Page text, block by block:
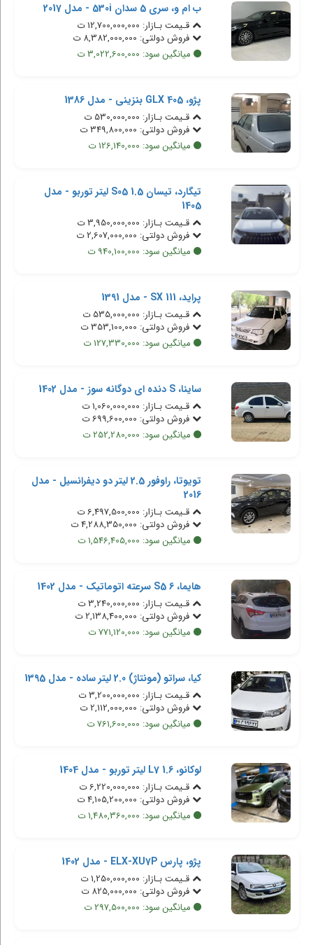
ب ام و، سری 5 سدان 530i - مدل 2017
قـیمت بـازار: 12,700,000,000 ت
فروش دولتی: 8,382,000,000 ت
میانگین سود: 3,022,600,000 ت
پژو، 405 GLX بنزینی - مدل 1386
قـیمت بـازار: 530,000,000 ت
فروش دولتی: 349,800,000 ت
میانگین سود: 126,140,000 ت
تیگارد، تیسان S05 1.5 لیتر توربو - مدل
1405
قـیمت بـازار: 3,950,000,000 ت
فروش دولتی: 2,607,000,000 ت
میانگین سود: 940,100,000 ت
پراید، 111 SX - مدل 1391
قـیمت بـازار: 535,000,000 ت
فروش دولتی: 353,100,000 ت
میانگین سود: 127,330,000 ت
ساینا، S دنده ای دوگانه سوز - مدل 1402
قـیمت بـازار: 1,060,000,000 ت
فروش دولتی: 699,600,000 ت
میانگین سود: 252,280,000 ت
تویوتا، راوفور 2.5 لیتر دو دیفرانسیل - مدل
2016
قـیمت بـازار: 6,497,500,000 ت
فروش دولتی: 4,288,350,000 ت
میانگین سود: 1,546,405,000 ت
هایما، S5 6 سرعته اتوماتیک - مدل 1402
قـیمت بـازار: 3,240,000,000 ت
فروش دولتی: 2,138,400,000 ت
میانگین سود: 771,120,000 ت
کیا، سراتو (مونتاژ) 2.0 لیتر ساده - مدل 1395
قـیمت بـازار: 3,200,000,000 ت
فروش دولتی: 2,112,000,000 ت
میانگین سود: 761,600,000 ت
لوکانو، L7 1.6 لیتر توربو - مدل 1404
قـیمت بـازار: 6,220,000,000 ت
فروش دولتی: 4,105,200,000 ت
میانگین سود: 1,480,360,000 ت
پژو، پارس ELX-XU7P - مدل 1402
قـیمت بـازار: 1,250,000,000 ت
فروش دولتی: 825,000,000 ت
میانگین سود: 297,500,000 ت